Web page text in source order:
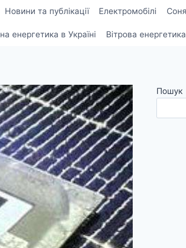
Новини та публікації Електромобілі
енергетика в Україні Вітрова енергетика
Пошук